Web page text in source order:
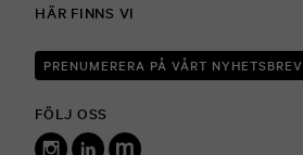
HÄR FINNS VI
PRENUMERERA PÅ VÅRT NYHETSBREV
FÖLJ OSS